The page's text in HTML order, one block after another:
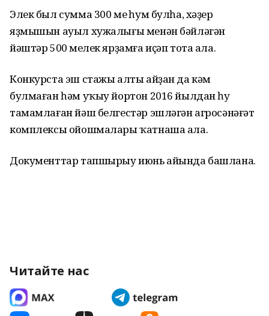
Элек был сумма 300 мең һум булһа, хәҙер
яҙмышын ауыл хужалығы менән бәйләгән
йәштәр 500 меңлек ярҙамға иҫәп тота ала.
Конкурста эш стажы алты айҙан да кәм
булмаған һәм уҡыу йортон 2016 йылдан һуң
тамамлаған йәш белгестәр эшләгән агросәнәғәт
комплексы ойошмалары ҡатнаша ала.
Документтар тапшырыу июнь айында башлана.
Читайте нас